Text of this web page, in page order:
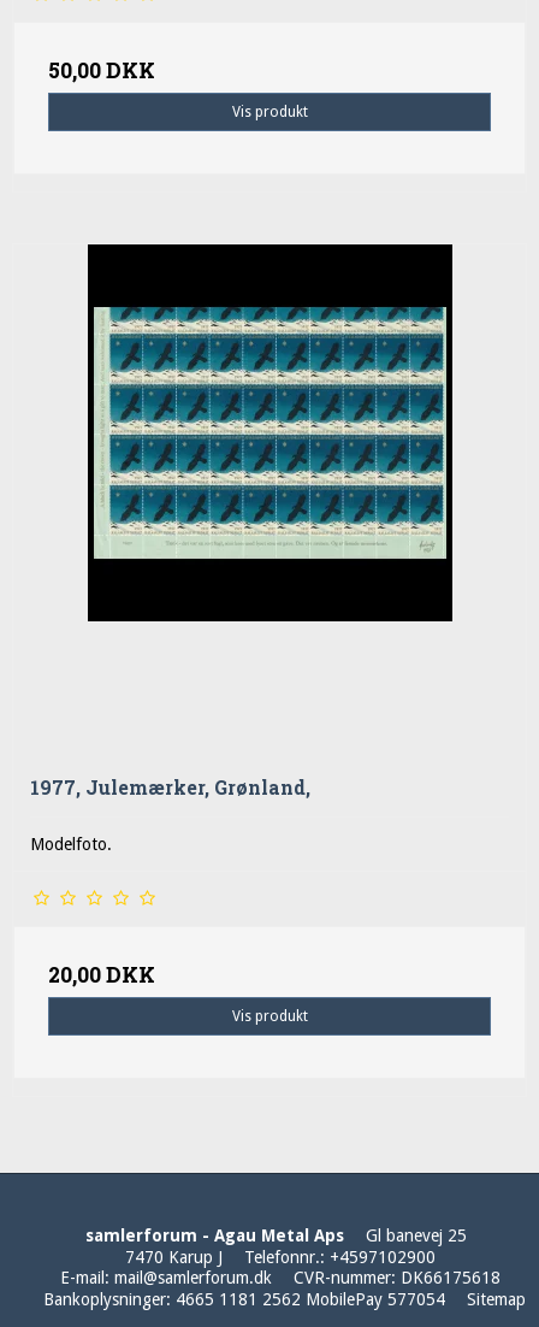
50,00 DKK
Vis produkt
1977, Julemærker, Grønland,
Modelfoto.
20,00 DKK
Vis produkt
samlerforum - Agau Metal Aps
Gl banevej 25
7470 Karup J
Telefonnr.: +4597102900
E-mail : mail@samlerforum.dk CVR-nummer: DK66175618
Bankoplysninger: 4665 1181 2562 MobilePay 577054 Sitemap